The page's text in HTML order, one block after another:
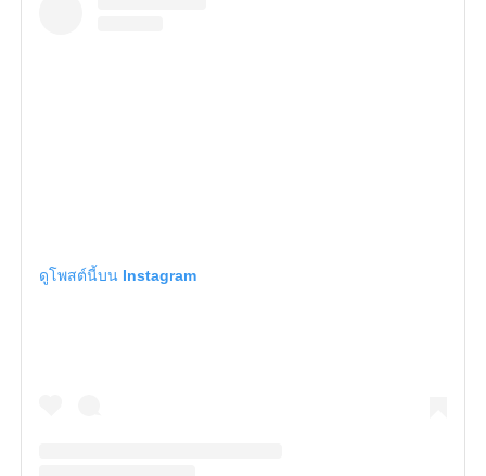
ดูโพสต์นี้บน Instagram